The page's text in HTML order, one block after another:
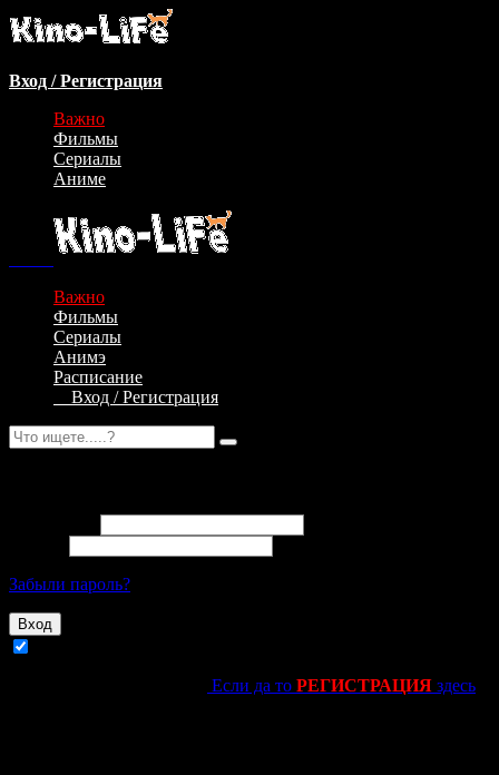
Вход / Регистрация
Важно
Фильмы
Сериалы
Аниме
Важно
Фильмы
Сериалы
Анимэ
Расписание
Вход / Регистрация
Забыли пароль?
Вход
Если да то РЕГИСТРАЦИЯ здесь